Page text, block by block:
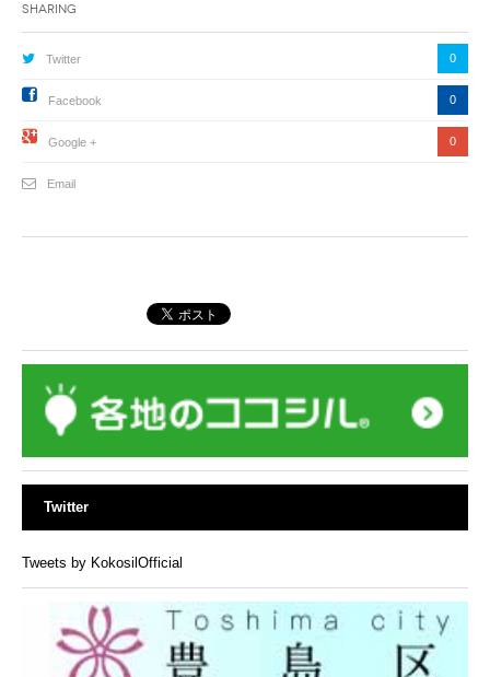
Sharing
Twitter 0
Facebook 0
Google + 0
Email
Twitter
Tweets by KokosilOfficial